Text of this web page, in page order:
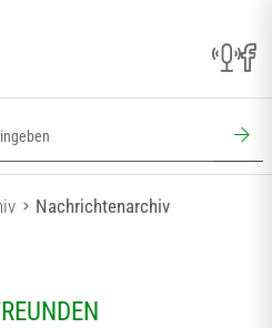
Nachrichtenarchiv